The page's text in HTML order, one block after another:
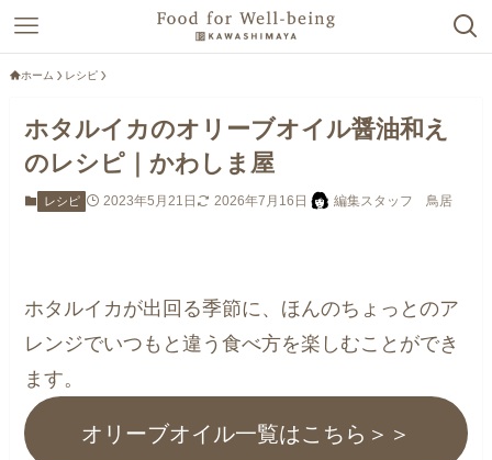
ホーム レシピ
ホタルイカのオリーブオイル醤油和え
のレシピ｜かわしま屋
レシピ 2023年5月21日 2026年7月16日 編集スタッフ 鳥居
ホタルイカが出回る季節に、ほんのちょっとのア
レンジでいつもと違う食べ方を楽しむことができ
ます。
オリーブオイル一覧はこちら＞＞